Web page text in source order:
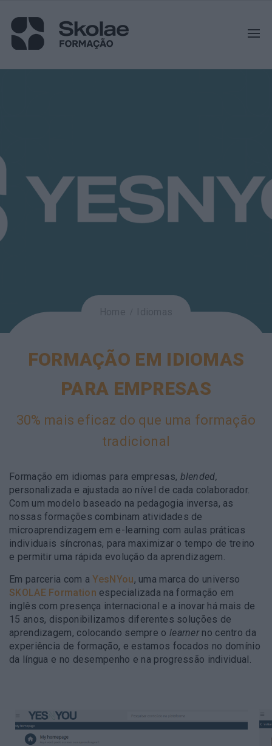
FORMAÇÃO EM IDIOMAS
PARA EMPRESAS
30% mais eficaz do que uma formação
tradicional
Formação em idiomas para empresas, blended,
personalizada e ajustada ao nível de cada colaborador.
Com um modelo baseado na pedagogia inversa, as
nossas formações combinam atividades de
microaprendizagem em e-learning com aulas práticas
individuais síncronas, para maximizar o tempo de treino
e permitir uma rápida evolução da aprendizagem.
Em parceria com aYesNYou, uma marca do universo
SKOLAE Formation especializada na formação em
inglês com presença internacional e a inovar há mais de
15 anos, disponibilizamos diferentes soluções de
aprendizagem, colocando sempre o learnerno centro da
experiência de formação, e estamos focados no domínio
da língua e no desempenho e na progressão individual.